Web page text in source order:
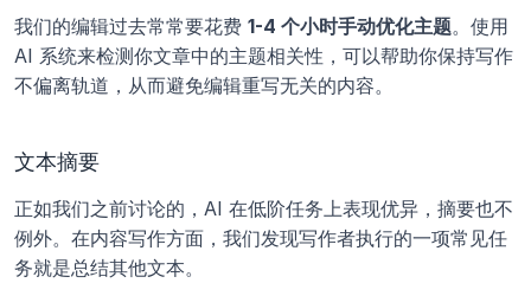
我们的编辑过去常常要花费 1-4 个小时手动优化主题。使用
AI 系统来检测你文章中的主题相关性，可以帮助你保持写作
不偏离轨道，从而避免编辑重写无关的内容。
文本摘要
正如我们之前讨论的，AI 在低阶任务上表现优异，摘要也不
例外。在内容写作方面，我们发现写作者执行的一项常见任
务就是总结其他文本。